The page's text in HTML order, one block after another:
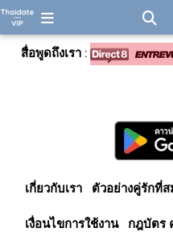
สื่อพูดถึงเรา :
เกี่ยวกับเรา ตัวอย่างคู่รักที่ส
เงื่อนไขการใช้งาน กฎบัตร